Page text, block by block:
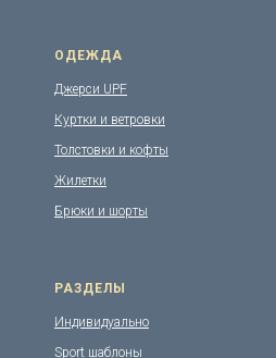
ОДЕЖДА
Джерси UPF
Куртки и ветровки
Толстовки и кофты
Жилетки
Брюки и шорты
РАЗДЕЛЫ
Индивидуально
Sport шаблоны